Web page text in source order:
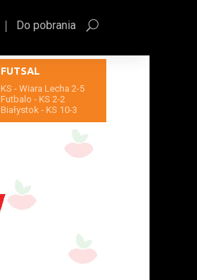
Do pobrania
FUTSAL
KS - Wiara Lecha 2-5
Futbalo - KS 2-2
Białystok - KS 10-3